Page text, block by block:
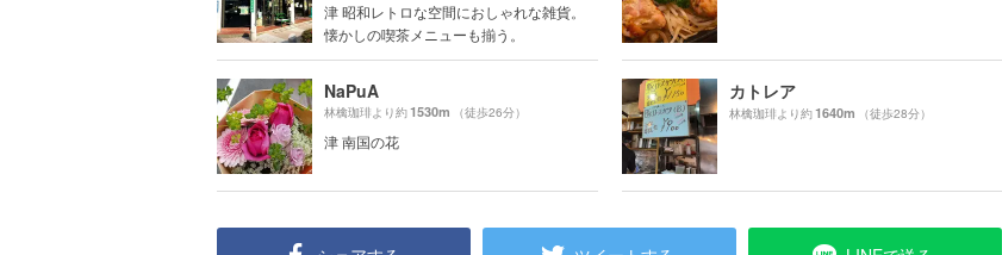
津 昭和レトロな空間におしゃれな雑貨。
懐かしの喫茶メニューも揃う。
NaPuA
林檎珈琲より約1530m （徒歩26分）
津 南国の花
カトレア
林檎珈琲より約1640m （徒歩28分）